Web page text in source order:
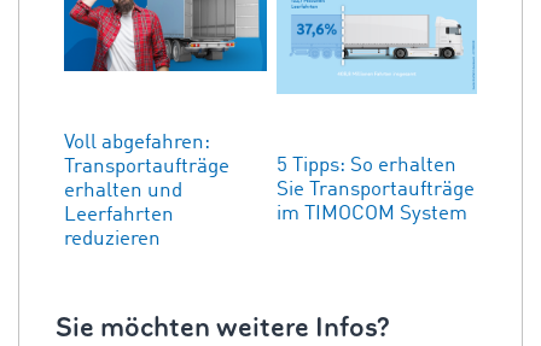
Voll abgefahren:
Transportaufträge
erhalten und
Leerfahrten
reduzieren
5 Tipps: So erhalten
Sie Transportaufträge
im TIMOCOM System
Sie möchten weitere Infos?